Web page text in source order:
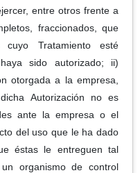
entre otros frente a
fraccionados, que
Tratamiento esté
sido autorizado; ii)
otorgada a la empresa,
Autorización no es
ante la empresa o el
del uso que le ha dado
éstas le entreguen tal
organismo de control